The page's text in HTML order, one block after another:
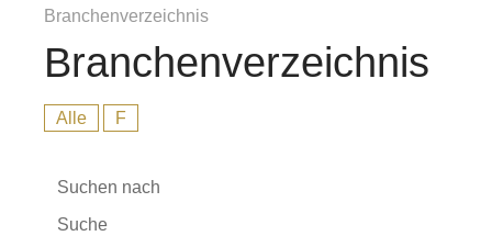
Branchenverzeichnis
Branchenverzeichnis
Alle F
Suchen nach
Suche